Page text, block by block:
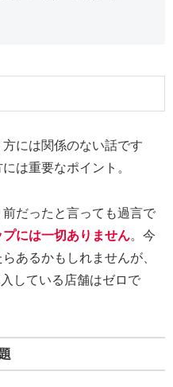
には関係のない話です
は重要なポイント。
だったと言っても過言で
には一切ありません。今
あるかもしれませんが、
している店舗はゼロで